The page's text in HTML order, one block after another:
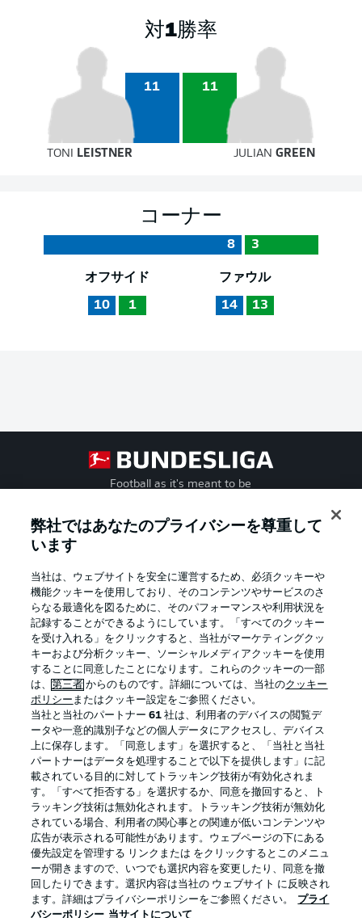
対1勝率
11 11
TONI LEISTNER JULIANGREEN
コーナー
8 3
オフサイド
10 1
ファウル
14 13
Football as it's meant to be
Official Partners
プライバシー・ポリシー 優先設定を管理する
利用条件 放送局
求人 選手
弊社ではあなたのプライバシーを尊重して
います
当社は、ウェブサイトを安全に運営するため、必須クッキーや
機能クッキーを使用しており、そのコンテンツやサービスのさ
らなる最適化を図るために、そのパフォーマンスや利用状況を
記録することができるようにしています。「すべてのクッキー
を受け入れる」をクリックすると、当社がマーケティングクッ
キーおよび分析クッキー、ソーシャルメディアクッキーを使用
することに同意したことになります。これらのクッキーの一部
は、第三者 からのものです。詳細については、当社のクッキー
ポリシー またはクッキー設定をご参照ください。
当社と当社のパートナー61 社は、利用者のデバイスの閲覧デ
ータや一意的識別子などの個人データにアクセスし、デバイス
上に保存します。「同意します」を選択すると、「当社と当社
パートナーはデータを処理することで以下を提供します」に記
載されている目的に対してトラッキング技術が有効化されま
す。「すべて拒否する」を選択するか、同意を撤回すると、ト
ラッキング技術は無効化されます。トラッキング技術が無効化
されている場合、利用者の関心事との関連が低いコンテンツや
広告が表示される可能性があります。ウェブページの下にある
優先設定を管理する リンクまたは をクリックするとこのメニュ
ーが開きますので、いつでも選択内容を変更したり、同意を撤
回したりできます。選択内容は当社の ウェブサイト に反映され
ます。詳細はプライバシーポリシーをご参照ください。
プライ
バシーポリシー 当サイトについて